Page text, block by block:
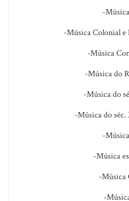
-
-Música Colonial
-Música
-Música do
-Música do
-Música do
-
-Música
-Música
-